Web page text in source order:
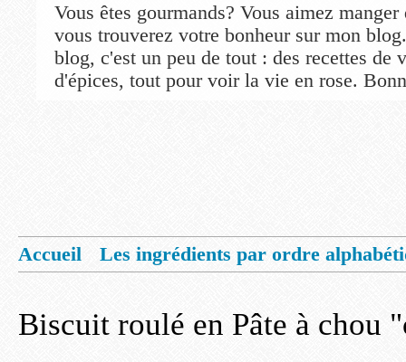
Vous êtes gourmands? Vous aimez
vous trouverez votre bonheur sur mon
blog, c'est un peu de tout : des recettes de
d'épices, tout pour voir la vie en rose.
Accueil
Les ingrédients par ordre
Biscuit roulé en Pâte à chou